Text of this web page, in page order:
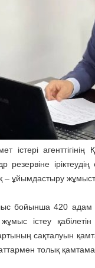
істері
ұйымдастыру
бойынша 420 адам
істеу
сақталуын
толық